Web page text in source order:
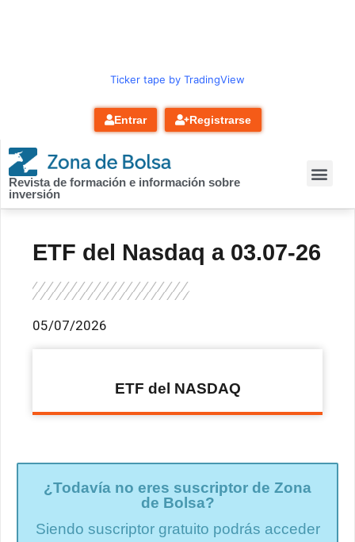
Ticker tape by TradingView
Entrar Registrarse
Revista de formación e información sobre
inversión
ETF del Nasdaq a 03.07-26
05/07/2026
ETF del NASDAQ
¿Todavía no eres suscriptor de Zona
de Bolsa?
Siendo suscriptor gratuito podrás acceder